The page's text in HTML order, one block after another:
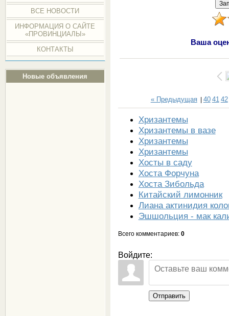
ВСЕ НОВОСТИ
ИНФОРМАЦИЯ О САЙТЕ
«ПРОВИНЦИАЛЫ»
КОНТАКТЫ
Новые объявления
Ваша
« Предыдущая| 40 41 42
Хризантемы
Хризантемы в вазе
Хризантемы
Хризантемы
Хосты в саду
Хоста Форчуна
Хоста Зибольда
Китайский лимонник
Лиана актинидия
Эшшольция - мак
Всего комментариев: 0
Войдите:
Отправить